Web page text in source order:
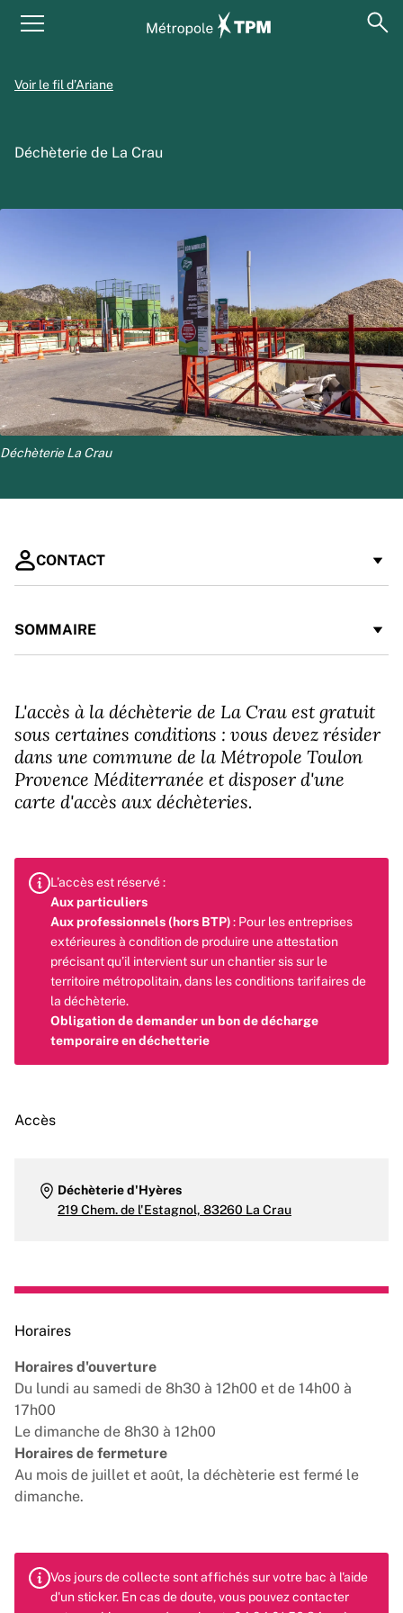
Menu principal
Voir le fil d’Ariane
Déchèterie de La Crau
Déchèterie La Crau
CONTACT
04 94 38 49 01
04 94 01 56 84
SOMMAIRE
L'accès à la déchèterie de La Crau est gratuit
sous certaines conditions : vous devez résider
dans une commune de la Métropole Toulon
Provence Méditerranée et disposer d'une
carte d'accès aux déchèteries.
L’accès est réservé :
Aux particuliers
Aux professionnels (hors BTP): Pour les entreprises
extérieures à condition de produire une attestation
précisant qu’il intervient sur un chantier sis sur le
territoire métropolitain, dans les conditions tarifaires de
la déchèterie.
Obligation de demander un bon de décharge
temporaire en déchetterie
Accès
Déchèterie d'Hyères
219 Chem. de l'Estagnol, 83260 La Crau
Horaires
Horaires d'ouverture
Du lundi au samedi de 8h30 à 12h00 et de 14h00 à
17h00
Le dimanche de 8h30 à 12h00
Horaires de fermeture
Au mois de juillet et août, la déchèterie est fermé le
dimanche.
Vos jours de collecte sont affichés sur votre bac à l'aide
d'un sticker. En cas de doute, vous pouvez contacter